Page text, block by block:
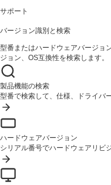
サポート
バージョン識別と検索
型番またはハードウェアバージョ
ジョン、OS互換性を検索します。
製品機能の検索
型番で検索して、仕様、ドライバ
ハードウェアバージョン
シリアル番号でハードウェアリビ